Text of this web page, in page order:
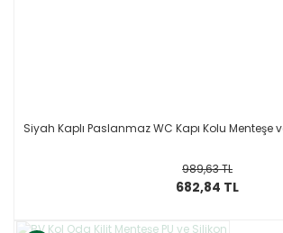
Siyah Kaplı Paslanmaz WC Kapı Kolu Menteşe
989,63 TL
682,84 TL